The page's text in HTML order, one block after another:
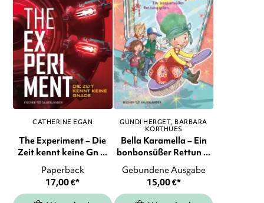
CATHERINE EGAN
The Experiment – Die
Zeit kennt keine Gn ...
Paperback
17,00€*
GUNDI HERGET BARBARA
KORTHUES
Bella Karamella – Ein
bonbonsüßer Rettun ...
Gebundene Ausgabe
15,00€*